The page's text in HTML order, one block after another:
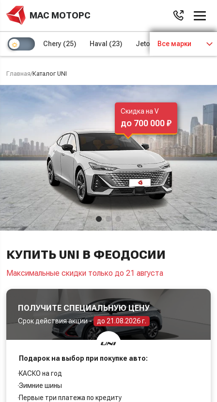
МАС МОТОРС
Chery (25) Haval (23) Jetour (8) Kaiyi (4)
Все марки
Главная/Каталог UNI
КУПИТЬ UNI В ФЕОДОСИИ
Максимальные скидки только до 21 августа
ПОЛУЧИТЕ СПЕЦИАЛЬНУЮ ЦЕНУ
Срок действия акции - до 21.08.2026 г.
Подарок на выбор при покупке авто:
КАСКО на год
Зимние шины
Первые три платежа по кредиту
Скидка на V
до 700 000 ₽